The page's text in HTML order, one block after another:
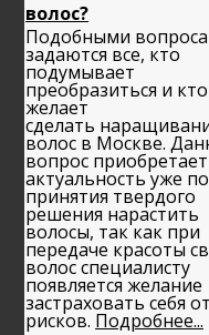
волос?
Подобными
задаются все, кто
подумывает
преобразиться и кто
желает
сделать
волос в Москве.
вопрос приобретает
актуальность уже
принятия твердого
решения нарастить
волосы, так как при
передаче красоты
волос специалисту
появляется желание
застраховать себя от
рисков. Подробнее...